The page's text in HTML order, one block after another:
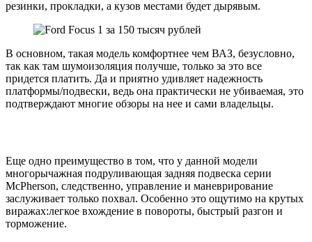
резинки, прокладки, а кузов местами будет дырявым.
В основном, такая модель комфортнее чем ВАЗ, безусловно,
так как там шумоизоляция получше, только за это все
придется платить. Да и приятно удивляет надежность
платформы/подвески, ведь она практически не убиваемая, это
подтверждают многие обзоры на нее и сами владельцы.
Еще одно преимущество в том, что у данной модели
многорычажная подруливающая задняя подвеска серии
McPherson, следственно, управление и маневрирование
заслуживает только похвал. Особенно это ощутимо на крутых
виражах:легкое вхождение в повороты, быстрый разгон и
торможение.